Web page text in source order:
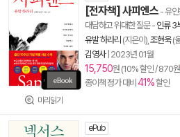
미리읽기
[전자책] 사피엔스 - 유인
대담하고 위대한 질문- 인류 3
유발 하라리 (지은이), 조현욱(
김영사| 2023년 01월
15,750원 (10% 할인 / 870
종이책 정가 대비 41%할인
ePub